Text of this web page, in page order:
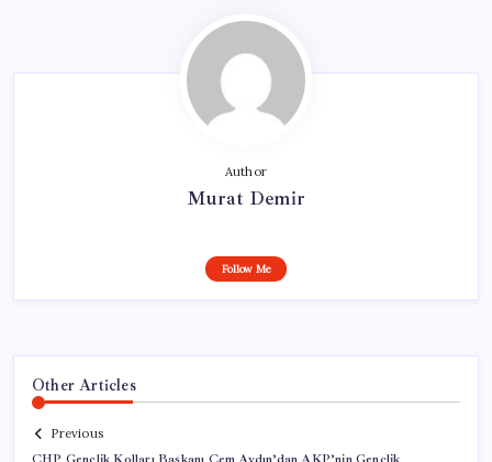
Author
Murat Demir
Follow Me
Other Articles
Previous